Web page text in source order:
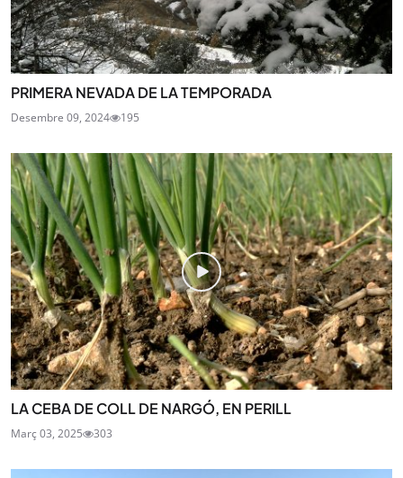
PRIMERA NEVADA DE LA TEMPORADA
Desembre 09, 2024 195
LA CEBA DE COLL DE NARGÓ, EN PERILL
Març 03, 2025 303